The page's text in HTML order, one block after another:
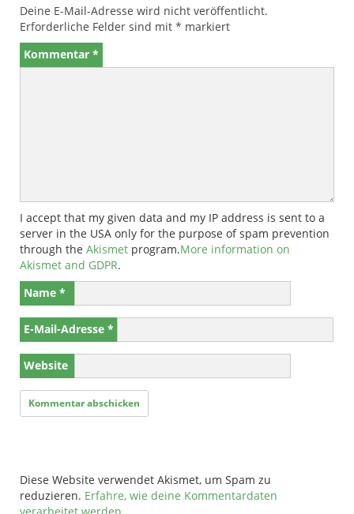
Deine E-Mail-Adresse wird nicht veröffentlicht.
Erforderliche Felder sind mit * markiert
Kommentar *
I accept that my given data and my IP address is sent to a
server in the USA only for the purpose of spam prevention
through the Akismet program.More information on
Akismet and GDPR.
Name *
E-Mail-Adresse *
Website
Diese Website verwendet Akismet, um Spam zu
reduzieren. Erfahre, wie deine Kommentardaten